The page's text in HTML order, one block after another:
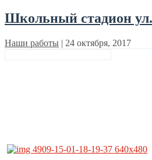
Школьный стадион
Наши работы | 24 октября, 2017